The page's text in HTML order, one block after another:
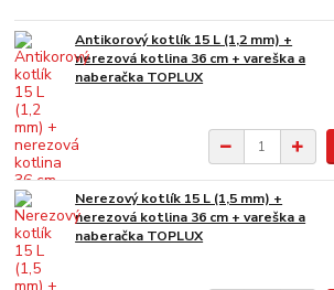
Antikorový kotlík 15 L (1,2 mm) +
nerezová kotlina 36 cm + vareška a
naberačka TOPLUX
Nerezový kotlík 15 L (1,5 mm) +
nerezová kotlina 36 cm + vareška a
naberačka TOPLUX